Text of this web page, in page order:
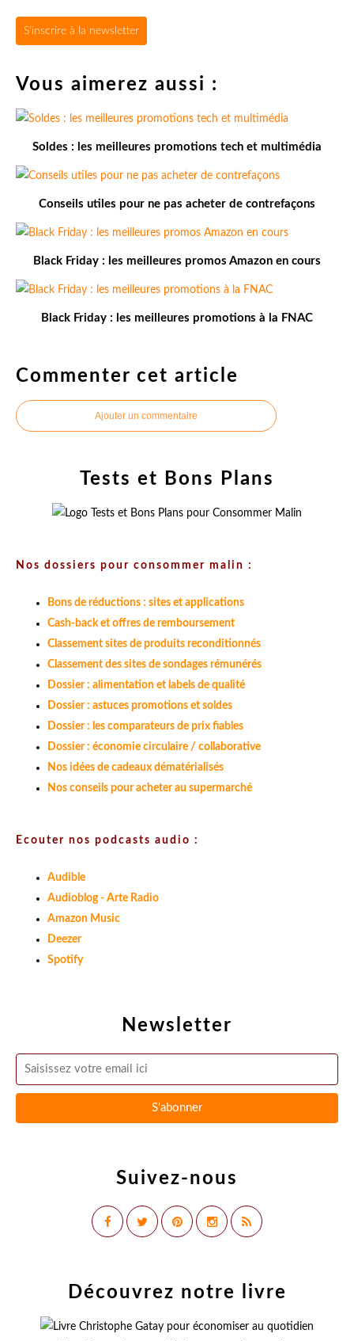
S'inscrire à la newsletter
Vous aimerez aussi :
Soldes : les meilleures promotions tech et multimédia
Conseils utiles pour ne pas acheter de contrefaçons
Black Friday : les meilleures promos Amazon en cours
Black Friday : les meilleures promotions à la FNAC
Commenter cet article
Ajouter un commentaire
Newsletter
Suivez-nous
Tests et Bons Plans
Nos dossiers pour consommer malin :
Bons de réductions : sites et applications
Cash-back et offres de remboursement
Classement sites de produits reconditionnés
Classement des sites de sondages rémunérés
Dossier : alimentation et labels de qualité
Dossier : astuces promotions et soldes
Dossier : les comparateurs de prix fiables
Dossier : économie circulaire / collaborative
Nos idées de cadeaux dématérialisés
Nos conseils pour acheter au supermarché
Ecouter nos podcasts audio :
Audible
Audioblog - Arte Radio
Amazon Music
Deezer
Spotify
Découvrez notre livre